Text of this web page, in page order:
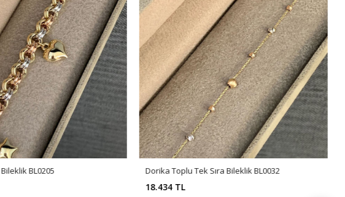
Bileklik BL0205 Dorika Toplu Tek Sıra Bileklik BL0032
18.434 TL